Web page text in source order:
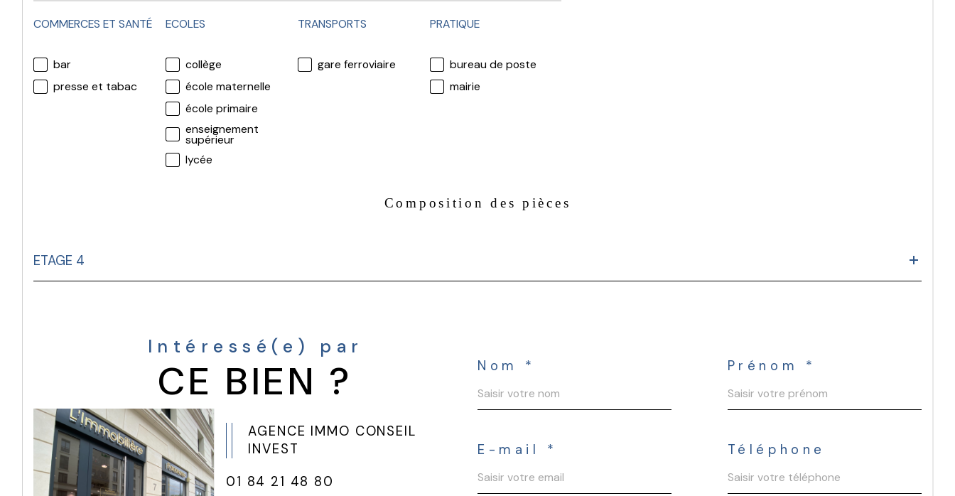
COMMERCES ET SANTÉ
bar
presse et tabac
ECOLES
collège
école maternelle
école primaire
enseignement
supérieur
lycée
TRANSPORTS
gare ferroviaire
PRATIQUE
bureau de poste
mairie
Composition des pièces
ETAGE 4
Intéressé(e) par
CE BIEN ?
AGENCE IMMO CONSEIL
INVEST
01 84 21 48 80
Nom * Prénom *
E-mail * Téléphone